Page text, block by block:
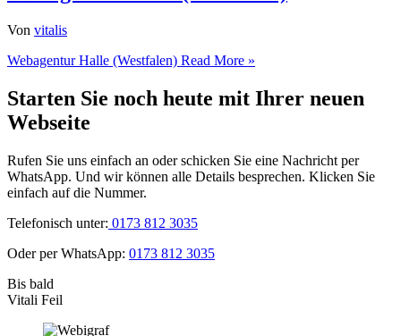
Von vitalis
Webagentur Halle (Westfalen) Read More »
Starten Sie noch heute mit Ihrer neuen
Webseite
Rufen Sie uns einfach an oder schicken Sie eine Nachricht per
WhatsApp. Und wir können alle Details besprechen. Klicken Sie
einfach auf die Nummer.
Telefonisch unter: 0173 812 3035
Oder per WhatsApp: 0173 812 3035
Bis bald
Vitali Feil